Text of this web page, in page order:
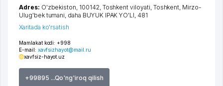
Mamlakat kodi: +998
E-mail: xavfsizhayot@mail.ru
xavfsiz-hayot.uz
+99895 ...Qo'ng'iroq qilish
Adres: O'zbekiston, 100142, Toshkent viloyati, Toshkent, Mirzo-
Ulug'bek tumani, daha BUYUK IPAK YO'LI, 481
Xaritada ko'rsatish